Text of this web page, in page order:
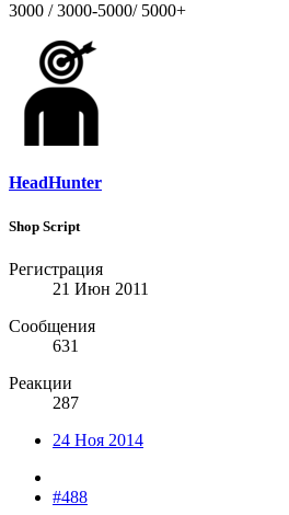
3000 / 3000-5000/ 5000+
HeadHunter
Shop Script
Регистрация
21 Июн 2011
Сообщения
631
Реакции
287
24 Ноя 2014
#488